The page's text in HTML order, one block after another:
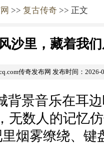
>> 复古传奇 >> 正文
沙里，藏着我
传奇发布网 发布时间：2026-
背景音乐在耳
无数人的记忆
烟雾缭绕、键